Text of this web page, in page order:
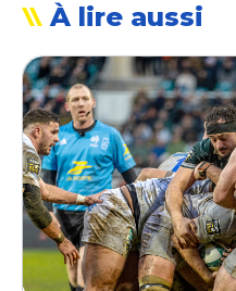
À lire aussi